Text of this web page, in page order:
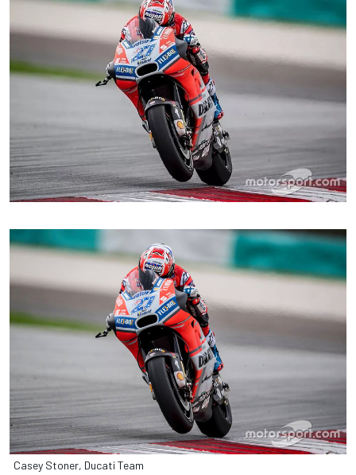
Casey Stoner, Ducati Team